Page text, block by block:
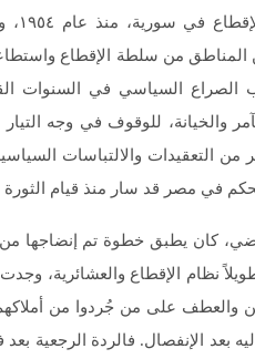
في
من المناطق من سلطة الإقطاع
الصراع السياسي في السنوات
والخيانة، للوقوف في وجه
والالتباسات
سار منذ قيام الثورة عام 1952 في هذا
كان يطبق خطوة تم
نظام الإقطاع والعشائرية،
والعطف على من جُردوا من
بعد الإنفصال. فالردة